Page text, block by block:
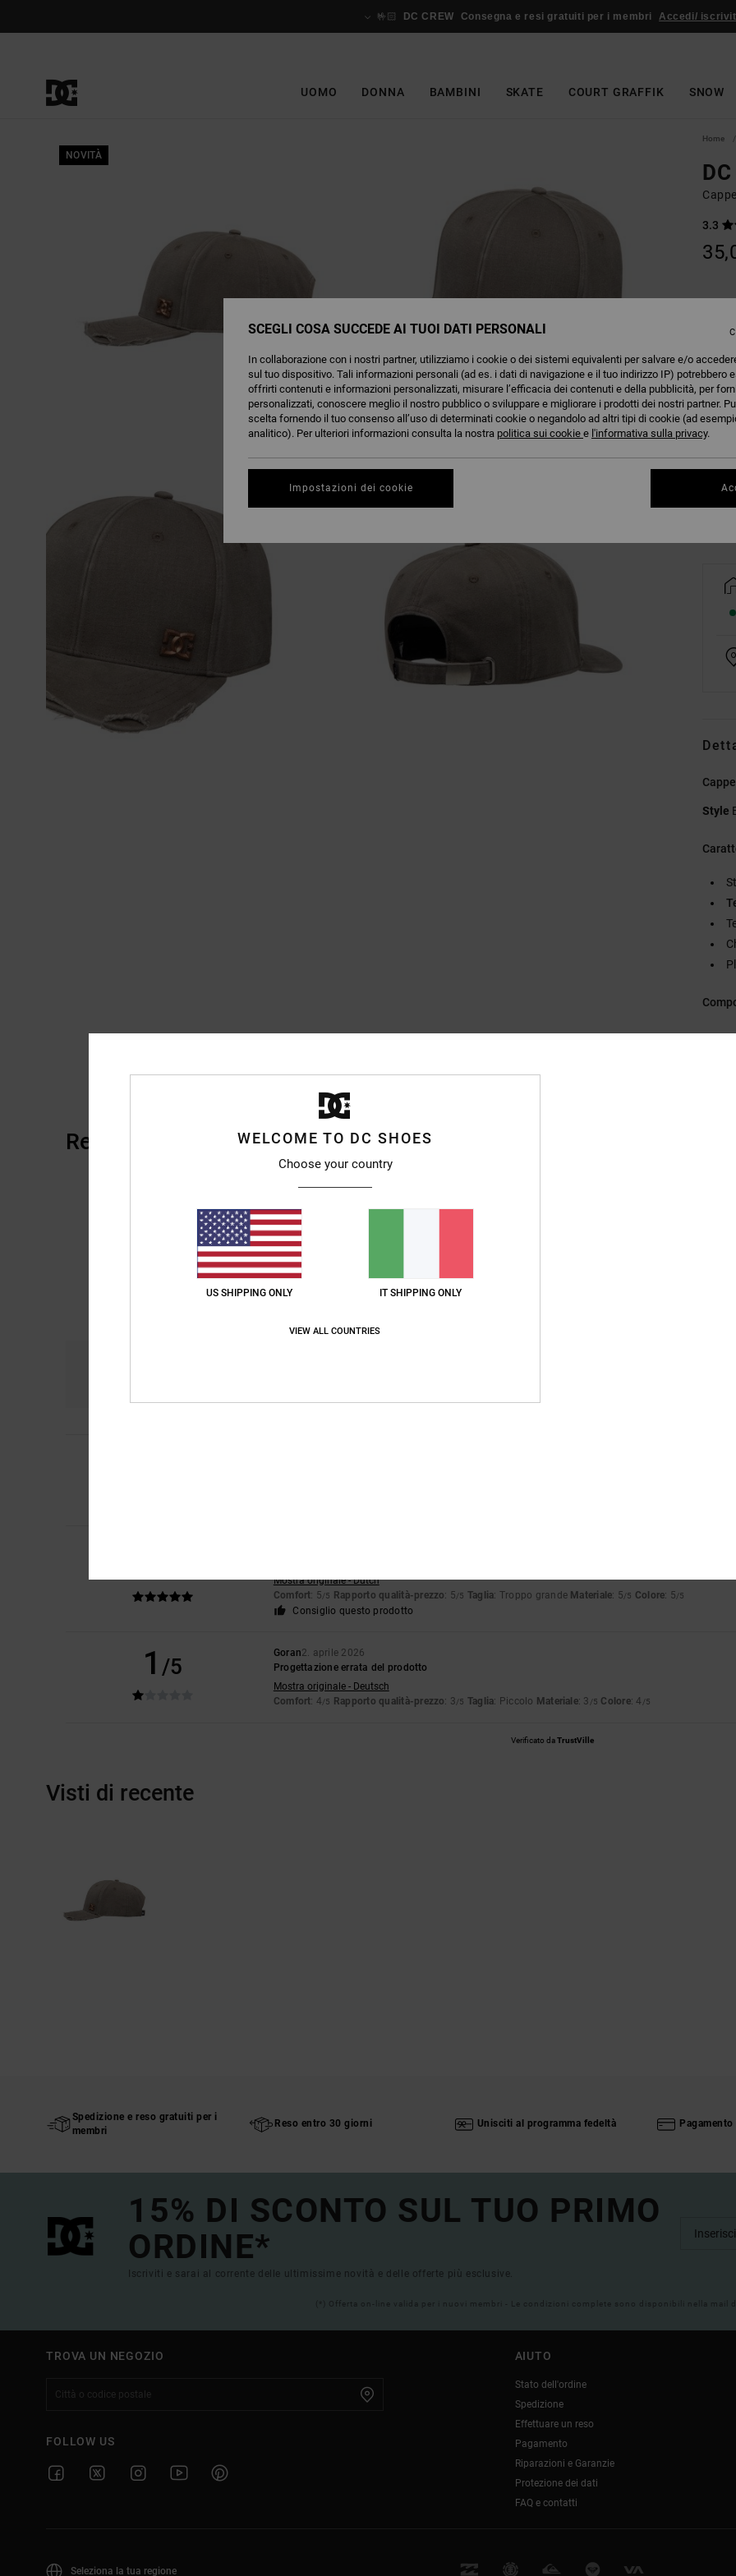
🤟🏻 DC CREW Consegna e resi gratuiti per i membri Accedi/
UOMO DONNA BAMBINI SKATE COURT GRAFFIK SNOW
NOVITÀ
Home
3.3
Style
Recensioni dei clienti
Mostra originale - Dutch
Comfort: 5/5 Rapporto qualità-prezzo: 5/5 Taglia: Troppo grande Materiale: 5/5 Colore: 5/5
Consiglio questo prodotto
1 /5
Goran2. aprile 2026
Progettazione errata del prodotto
Mostra originale - Deutsch
Comfort: 4/5 Rapporto qualità-prezzo: 3/5 Taglia: Piccolo Materiale: 3 /5 Colore: 4 /5
Verificato daTrustVille
Visti di recente
Spedizione e reso gratuiti per i
membri
Reso entro 30 giorni Unisciti al programma fedeltà
15% DI SCONTO SUL TUO PRIMO
ORDINE*
Iscriviti e sarai al corrente delle ultimissime novità e delle offerte più esclusive.
(*) Offerta on-line valida per i nuovi membri - Le condizioni complete sono disponibili nella mail
TROVA UN NEGOZIO
FOLLOW US
AIUTO
Stato dell'ordine
Spedizione
Effettuare un reso
Pagamento
Riparazioni e Garanzie
Protezione dei dati
FAQ e contatti
Seleziona la tua regione
WELCOME TO DC SHOES
Choose your country
US SHIPPING ONLY IT SHIPPING ONLY
VIEW ALL COUNTRIES
SCEGLI COSA SUCCEDE AI TUOI DATI PERSONALI
In collaborazione con i nostri partner, utilizziamo i cookie o dei sistemi equivalenti per salvare e/o
sul tuo dispositivo. Tali informazioni personali (ad es. i dati di navigazione e il tuo indirizzo IP) potrebbero
offrirti contenuti e informazioni personalizzati, misurare l’efficacia dei contenuti e della pubblicità, per
personalizzati, conoscere meglio il nostro pubblico o sviluppare e migliorare i prodotti dei nostri partner.
scelta fornendo il tuo consenso all’uso di determinati cookie o negandolo ad altri tipi di cookie (ad
analitico). Per ulteriori informazioni consulta la nostra politica sui cookie e l'informativa sulla privacy.
Impostazioni dei cookie